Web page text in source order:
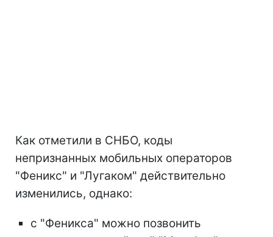
Как отметили в СНБО, коды
непризнанных мобильных операторов
"Феникс" и "Лугаком" действительно
изменились, однако:
с "Феникса" можно позвонить